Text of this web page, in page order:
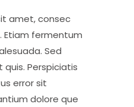
amet, consec
Etiam fermentum
Sed
Perspiciatis
error sit
dolore que